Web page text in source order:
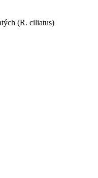
(R. ciliatus)